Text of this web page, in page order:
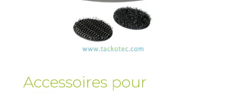
Accessoires pour